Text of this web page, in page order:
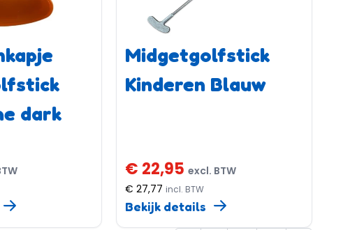
dark
Midgetgolfstick
Kinderen Blauw
€ 22,95 excl. BTW
€ 27,77 incl. BTW
Bekijk details